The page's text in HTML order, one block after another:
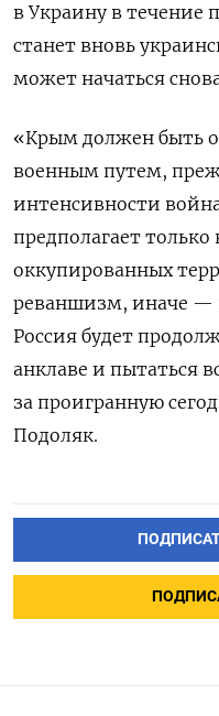
в Украину в течение
станет вновь
может начаться
«Крым должен быть
военным путем,
интенсивности
предполагает
оккупированных
реваншизм, иначе —
Россия будет
анклаве и пытаться
за проигранную
Подоляк.